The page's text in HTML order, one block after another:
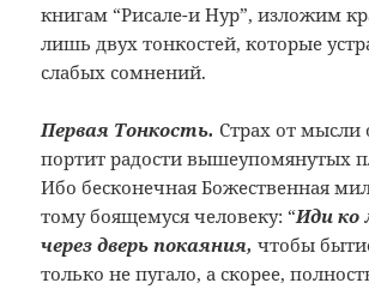
книгам “Рисале-и Нур”, изложим
лишь двух тонкостей, которые
слабых сомнений.
Первая Тонкость. Страх от мысли
портит радости вышеупомянутых
Ибо бесконечная Божественная
тому боящемуся человеку: “Иди ко
через дверь покаяния, чтобы
только не пугало, а скорее,